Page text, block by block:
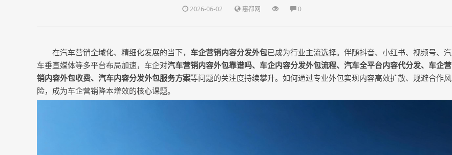
2026-06-02 惠都网 0
在汽车营销全域化、精细化发展的当下， 车企营销内容分发外包已成为行业主流选择。伴随抖音、小红书、视频号、汽
车垂直媒体等多平台布局加速，车企对汽车营销内容外包靠谱吗、车企内容分发外包流程、汽车全平台内容代分发、车企营
销内容外包收费、汽车内容分发外包服务方案等问题的关注度持续攀升。如何通过专业外包实现内容高效扩散、规避合作风
险，成为车企营销降本增效的核心课题。